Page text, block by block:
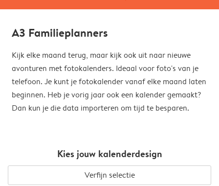
A3 Familieplanners
Kijk elke maand terug, maar kijk ook uit naar nieuwe
avonturen met fotokalenders. Ideaal voor foto's van je
telefoon. Je kunt je fotokalender vanaf elke maand laten
beginnen. Heb je vorig jaar ook een kalender gemaakt?
Dan kun je die data importeren om tijd te besparen.
Kies jouw kalenderdesign
Verfijn selectie